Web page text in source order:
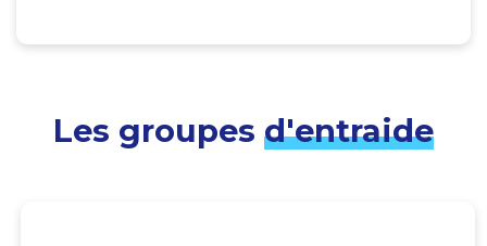
Les groupes d'entraide